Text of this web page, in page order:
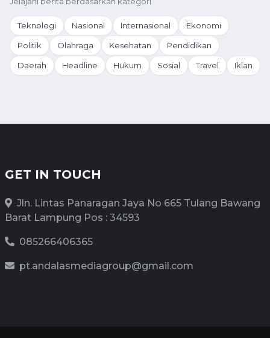
Teknologi Nasional Internasional Ekonomi
Politik Olahraga Kesehatan Pendidikan
Daerah Headline Hukum Sosial Travel Iklan
GET IN TOUCH
Jln. Lintas Panaragan Jaya No 665 Tulang Bawang
Barat Lampung Pos : 34593
085266406365
pt.andalasmediagroup@gmail.com